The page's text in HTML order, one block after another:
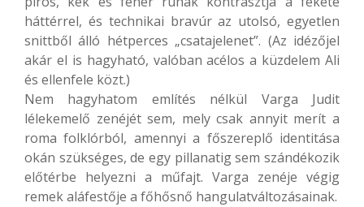
háttérrel, és technikai bravúr az utolsó, egyetlen
snittből álló hétperces „csatajelenet”. (Az idézőjel
akár el is hagyható, valóban acélos a küzdelem Ali
és ellenfele közt.)
Nem hagyhatom említés nélkül Varga Judit
lélekemelő zenéjét sem, mely csak annyit merít a
roma folklórból, amennyi a főszereplő identitása
okán szükséges, de egy pillanatig sem szándékozik
előtérbe helyezni a műfajt. Varga zenéje végig
remek aláfestője a főhősnő hangulatváltozásainak.